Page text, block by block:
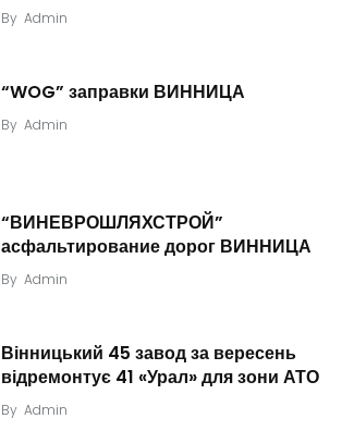
By Admin
“WOG” заправки ВИННИЦА
By Admin
“ВИНЕВРОШЛЯХСТРОЙ”
асфальтирование дорог ВИННИЦА
By Admin
Вінницький 45 завод за вересень
відремонтує 41 «Урал» для зони АТО
By Admin